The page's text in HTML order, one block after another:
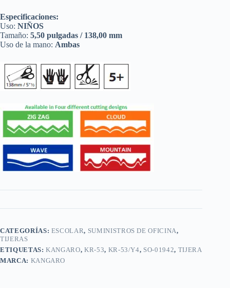
Especificaciones:
Uso: NIÑOS
Tamaño: 5,50 pulgadas / 138,00 mm
Uso de la mano: Ambas
CATEGORÍAS: ESCOLAR, SUMINISTROS DE OFICINA,
TIJERAS
ETIQUETAS:KANGARO,KR-53, KR-53/Y4, SO-01942, TIJERA
MARCA: KANGARO